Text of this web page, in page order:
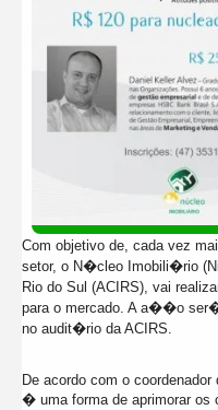
Com objetivo de, cada vez
setor, o N�cleo Imobili�rio
Rio do Sul (ACIRS), vai
para o mercado. A a��o
no audit�rio da ACIRS.
De acordo com o
� uma forma de aprimorar os